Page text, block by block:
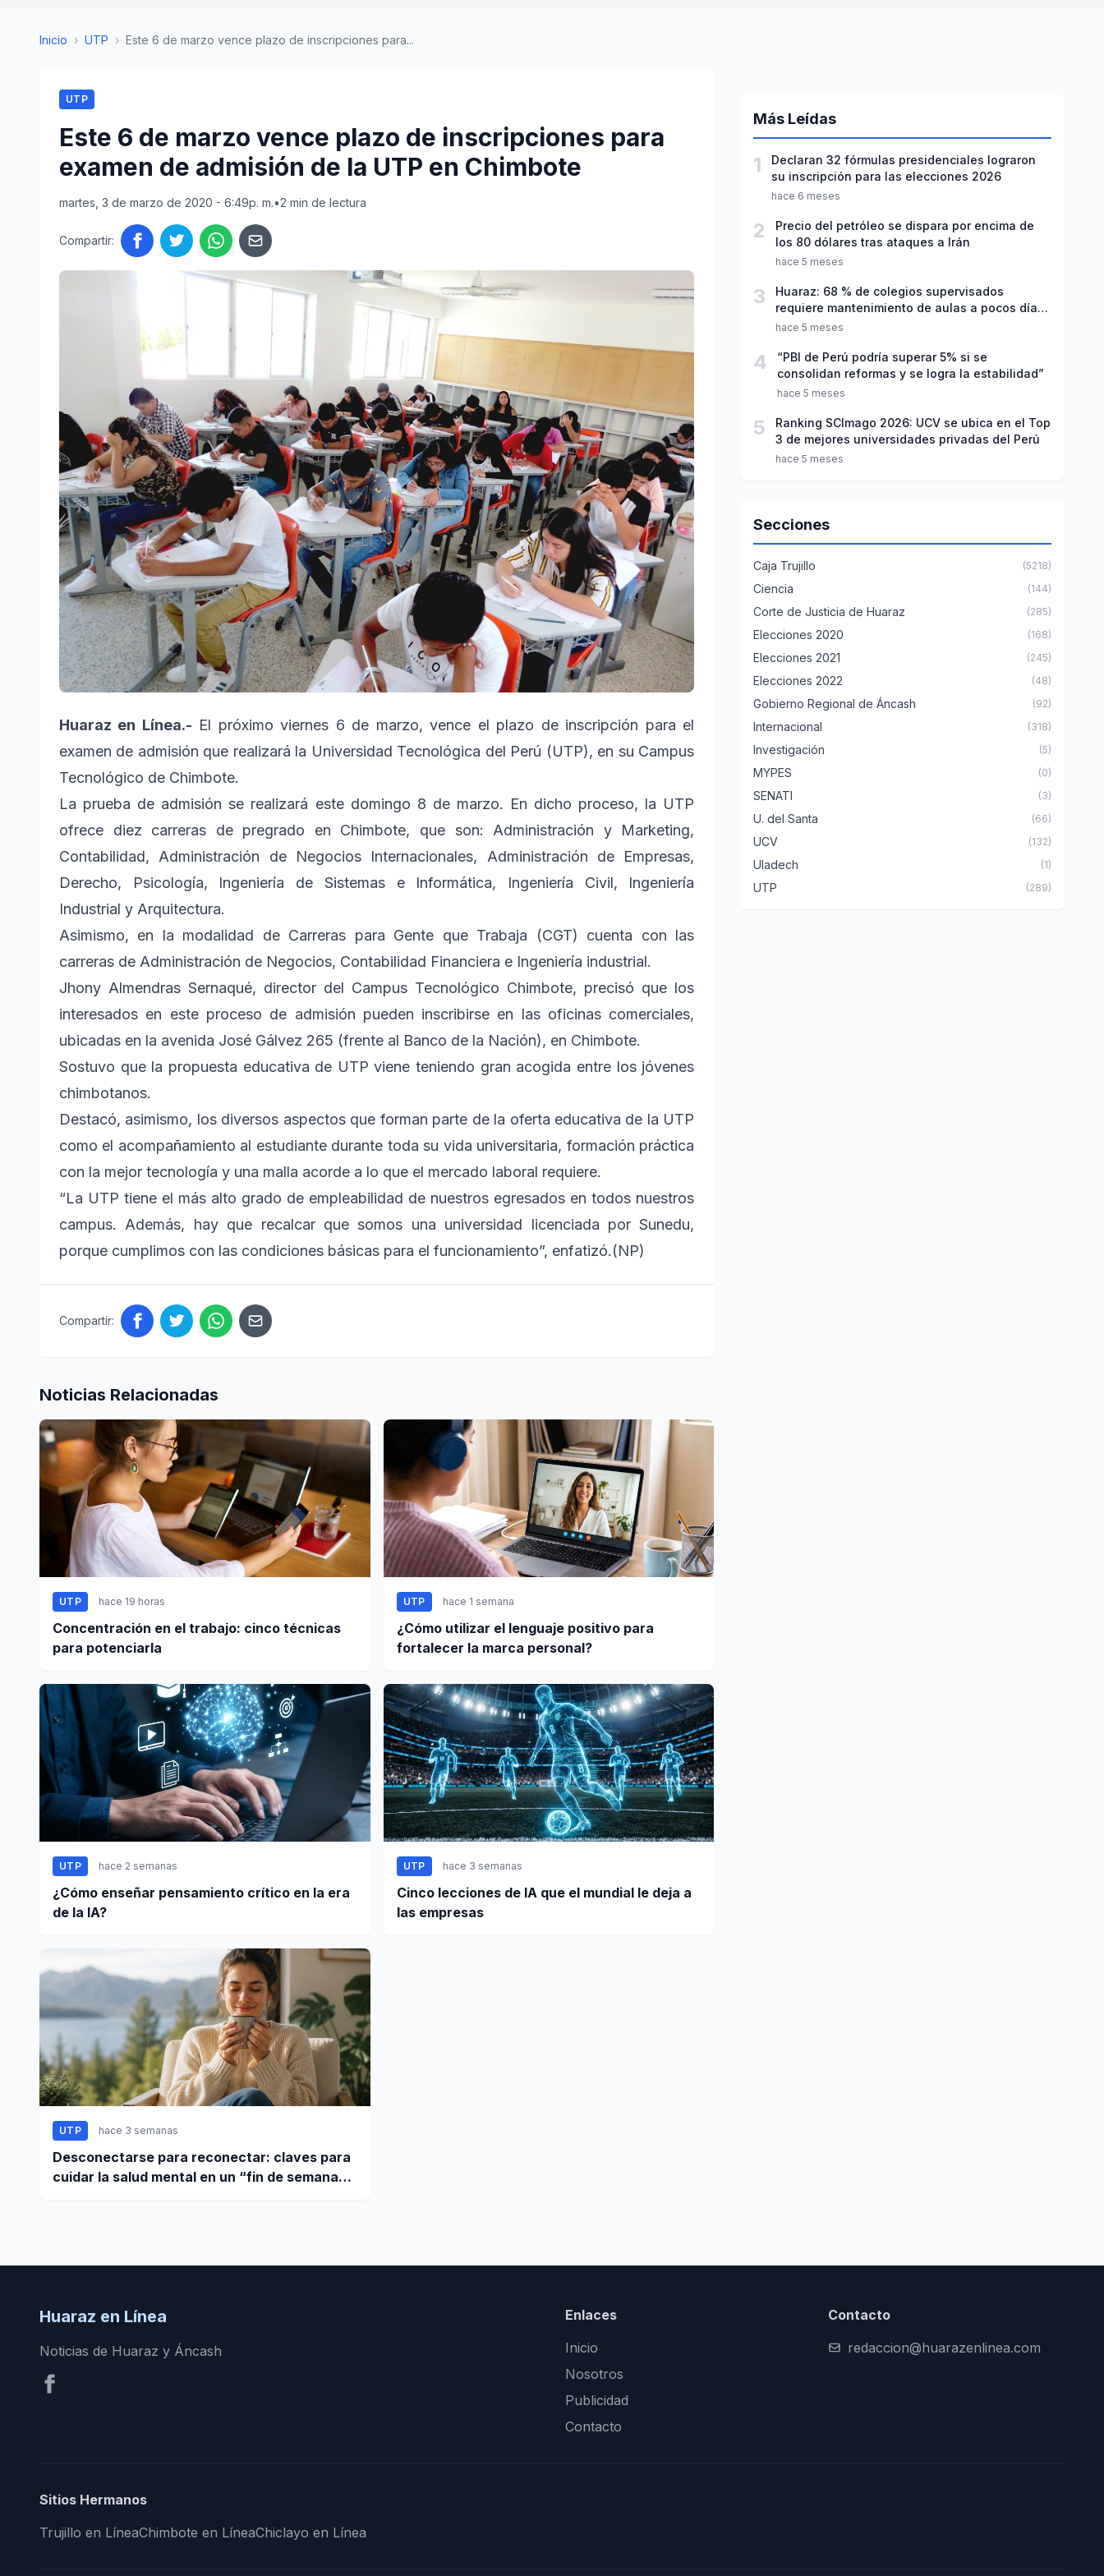
Inicio › UTP › Este 6 de marzo vence plazo de inscripciones para...
UTP
Este 6 de marzo vence plazo de inscripciones para
examen de admisión de la UTP en Chimbote
martes, 3 de marzo de 2020 - 6:49p. m.•2 min de lectura
Compartir:
Huaraz en Línea.- El próximo viernes 6 de marzo, vence el plazo de inscripción para el
examen de admisión que realizará la Universidad Tecnológica del Perú (UTP), en su Campus
Tecnológico de Chimbote.
La prueba de admisión se realizará este domingo 8 de marzo. En dicho proceso, la UTP
ofrece diez carreras de pregrado en Chimbote, que son: Administración y Marketing,
Contabilidad, Administración de Negocios Internacionales, Administración de Empresas,
Derecho, Psicología, Ingeniería de Sistemas e Informática, Ingeniería Civil, Ingeniería
Industrial y Arquitectura.
Asimismo, en la modalidad de Carreras para Gente que Trabaja (CGT) cuenta con las
carreras de Administración de Negocios, Contabilidad Financiera e Ingeniería industrial.
Jhony Almendras Sernaqué, director del Campus Tecnológico Chimbote, precisó que los
interesados en este proceso de admisión pueden inscribirse en las oficinas comerciales,
ubicadas en la avenida José Gálvez 265 (frente al Banco de la Nación), en Chimbote.
Sostuvo que la propuesta educativa de UTP viene teniendo gran acogida entre los jóvenes
chimbotanos.
Destacó, asimismo, los diversos aspectos que forman parte de la oferta educativa de la UTP
como el acompañamiento al estudiante durante toda su vida universitaria, formación práctica
con la mejor tecnología y una malla acorde a lo que el mercado laboral requiere.
“La UTP tiene el más alto grado de empleabilidad de nuestros egresados en todos nuestros
campus. Además, hay que recalcar que somos una universidad licenciada por Sunedu,
porque cumplimos con las condiciones básicas para el funcionamiento”, enfatizó.(NP)
Compartir:
Noticias Relacionadas
UTP hace 19 horas
Concentración en el trabajo: cinco técnicas
para potenciarla
UTP hace 1 semana
¿Cómo utilizar el lenguaje positivo para
fortalecer la marca personal?
UTP hace 2 semanas
¿Cómo enseñar pensamiento crítico en la era
de la IA?
UTP hace 3 semanas
Cinco lecciones de IA que el mundial le deja a
las empresas
UTP hace 3 semanas
Desconectarse para reconectar: claves para
cuidar la salud mental en un “fin de semana
Más Leídas
1
Declaran 32 fórmulas presidenciales lograron
su inscripción para las elecciones 2026
hace 6 meses
2
Precio del petróleo se dispara por encima de
los 80 dólares tras ataques a Irán
hace 5 meses
3
Huaraz: 68 % de colegios supervisados
requiere mantenimiento de aulas a pocos días
de inicio del año escolar 2026
hace 5 meses
4
“PBI de Perú podría superar 5% si se
consolidan reformas y se logra la estabilidad”
hace 5 meses
5
Ranking SCImago 2026: UCV se ubica en el Top
3 de mejores universidades privadas del Perú
hace 5 meses
Secciones
Caja Trujillo (5218)
Ciencia (144)
Corte de Justicia de Huaraz (285)
Elecciones 2020 (168)
Elecciones 2021 (245)
Elecciones 2022 (48)
Gobierno Regional de Áncash (92)
Internacional (318)
Investigación (5)
MYPES (0)
SENATI (3)
U. del Santa (66)
UCV (132)
Uladech (1)
UTP (289)
Huaraz en Línea
Noticias de Huaraz y Áncash
Enlaces
Inicio
Nosotros
Publicidad
Contacto
Contacto
redaccion@huarazenlinea.com
Sitios Hermanos
Trujillo en LíneaChimbote en LíneaChiclayo en Línea